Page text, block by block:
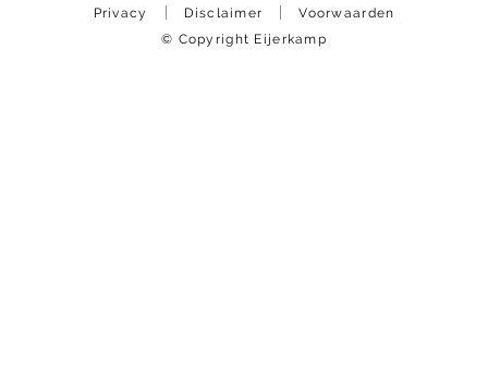
Privacy Disclaimer
Voorwaarden
© Copyright Eijerkamp